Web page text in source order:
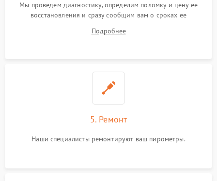
Мы проведем диагностику, определим поломку и цену ее
восстановления и сразу сообщим вам о сроках ее
Подробнее
5. Ремонт
Наши специалисты ремонтируют ваш пирометры.